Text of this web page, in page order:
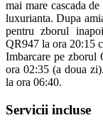
mai mare cascada
luxurianta. Dupa
pentru zborul
QR947 la ora 20:15
Imbarcare pe zborul
ora 02:35 (a doua
la ora 06:40.
Servicii incluse